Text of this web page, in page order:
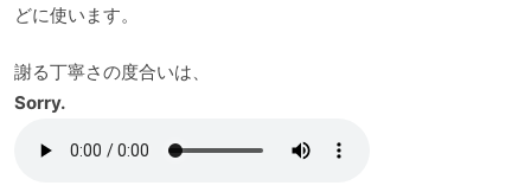
どに使います。
謝る丁寧さの度合いは、
Sorry.